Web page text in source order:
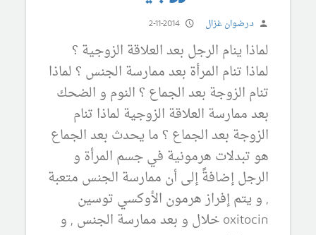
د.رضوان غزال 2-11-2014
لماذا ينام الرجل بعد العلاقة الزوجية ؟
لماذا تنام المرأة بعد ممارسة الجنس ؟ لماذا
تنام الزوجة بعد الجماع ؟ النوم و الضحك
بعد ممارسة العلاقة الزوجية لماذا تنام
الزوجة بعد الجماع ؟ ما يحدث بعد الجماع
هو تبدلات هرمونية في جسم المرأة و
الرجل إضافةً إلى أن ممارسة الجنس متعبة
, و يتم إفراز هرمون الأوكسي توسين
oxitocin خلال و بعد ممارسة الجنس , و